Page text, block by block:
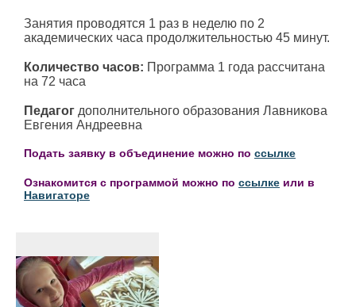
Занятия проводятся 1 раз в неделю по 2
академических часа продолжительностью 45 минут.
Количество часов: Программа 1 года рассчитана
на 72 часа
Педагог дополнительного образования Лавникова
Евгения Андреевна
Подать заявку в объединение можно по ссылке
Ознакомится с программой можно по ссылке или в
Навигаторе